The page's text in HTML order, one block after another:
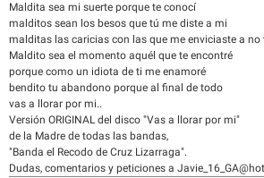
Maldita sea mi suerte porque te conocí
malditos sean los besos que tú me diste a mi
malditas las caricias con las que me enviciaste a no
Maldito sea el momento aquél que te encontré
porque como un idiota de ti me enamoré
bendito tu abandono porque al final de todo
vas a llorar por mi..
Versión ORIGINAL del disco "Vas a llorar por mi"
de la Madre de todas las bandas,
"Banda el Recodo de Cruz Lizarraga".
Dudas, comentarios y peticiones a